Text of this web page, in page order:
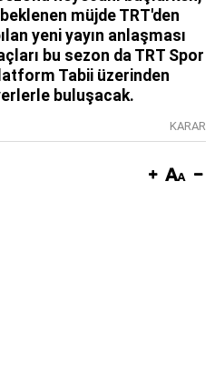
müjde TRT'den
yeni yayın anlaşması
bu sezon da TRT Spor
Tabii üzerinden
buluşacak.
KARAR